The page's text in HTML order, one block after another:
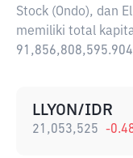
Stock (Ondo), dan
memiliki total
LLYON/IDR
21,053,525 -